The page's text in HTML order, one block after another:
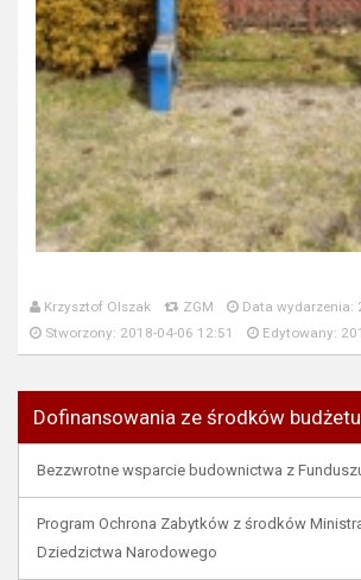
Krzysztof Olszak ZGM
Data wydarzenia:
Stworzony: 2018-04-06 12:51
Edytowany:
Dofinansowania ze środków
Bezzwrotne wsparcie budownictwa z
Program Ochrona Zabytków z środków
Dziedzictwa Narodowego